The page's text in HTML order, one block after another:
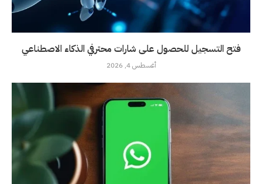
فتح التسجيل للحصول على شارات محترفي الذكاء الاصطناعي
أغسطس 4, 2026